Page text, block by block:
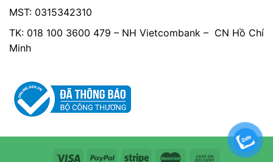
MST: 0315342310
TK: 018 100 3600 479 – NH Vietcombank – CN Hồ Chí
Minh